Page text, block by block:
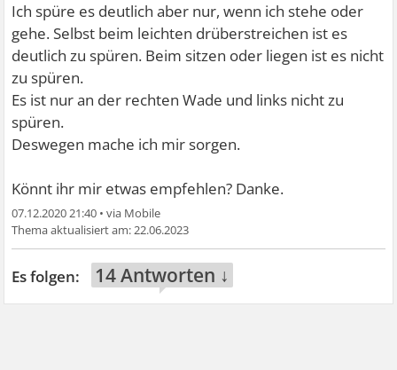
Ich spüre es deutlich aber nur, wenn ich stehe oder
gehe. Selbst beim leichten drüberstreichen ist es
deutlich zu spüren. Beim sitzen oder liegen ist es nicht
zu spüren.
Es ist nur an der rechten Wade und links nicht zu
spüren.
Deswegen mache ich mir sorgen.
Könnt ihr mir etwas empfehlen? Danke.
07.12.2020 21:40 •
22.06.2023
14 Antworten ↓